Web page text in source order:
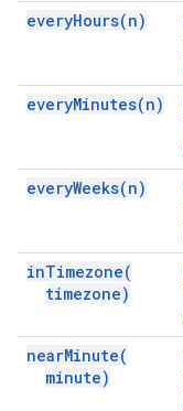
everyHours(n)
everyMinutes(n)
everyWeeks(n)
inTimezone(
timezone)
nearMinute(
minute)